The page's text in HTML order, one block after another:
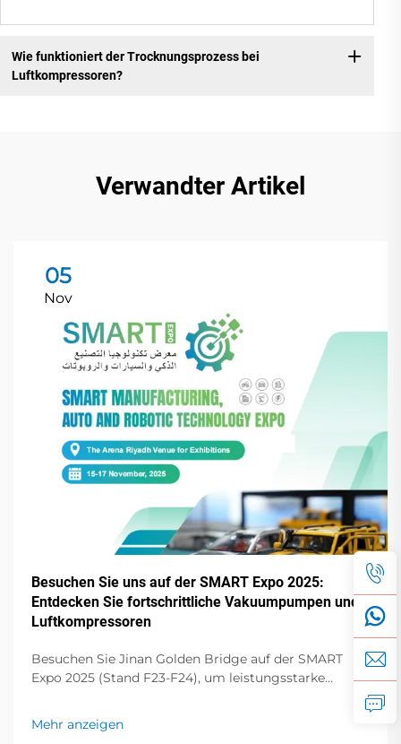
Wie funktioniert der Trocknungsprozess bei
Luftkompressoren?
Verwandter Artikel
05
Nov
Besuchen Sie uns auf der SMART Expo 2025:
Entdecken Sie fortschrittliche Vakuumpumpen und
Luftkompressoren
Besuchen Sie Jinan Golden Bridge auf der SMART
Expo 2025 (Stand F23-F24), um leistungsstarke
Schraubenkompressoren und mehr kennenzulernen.
Steigern Sie Ihre Effizienz!
Mehr anzeigen